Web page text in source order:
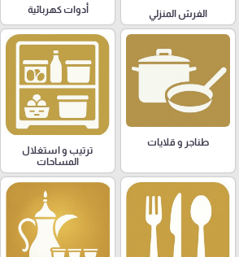
الفرش المنزلي أدوات كهربائية
طناجر و قلايات
ترتيب و استغلال
المساحات